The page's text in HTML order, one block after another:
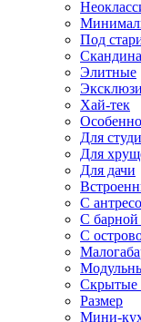
Под
Элитные
Хай-тек
Для
Для
Для дачи
С
С барной
С
Скрытые
Размер
Мини-